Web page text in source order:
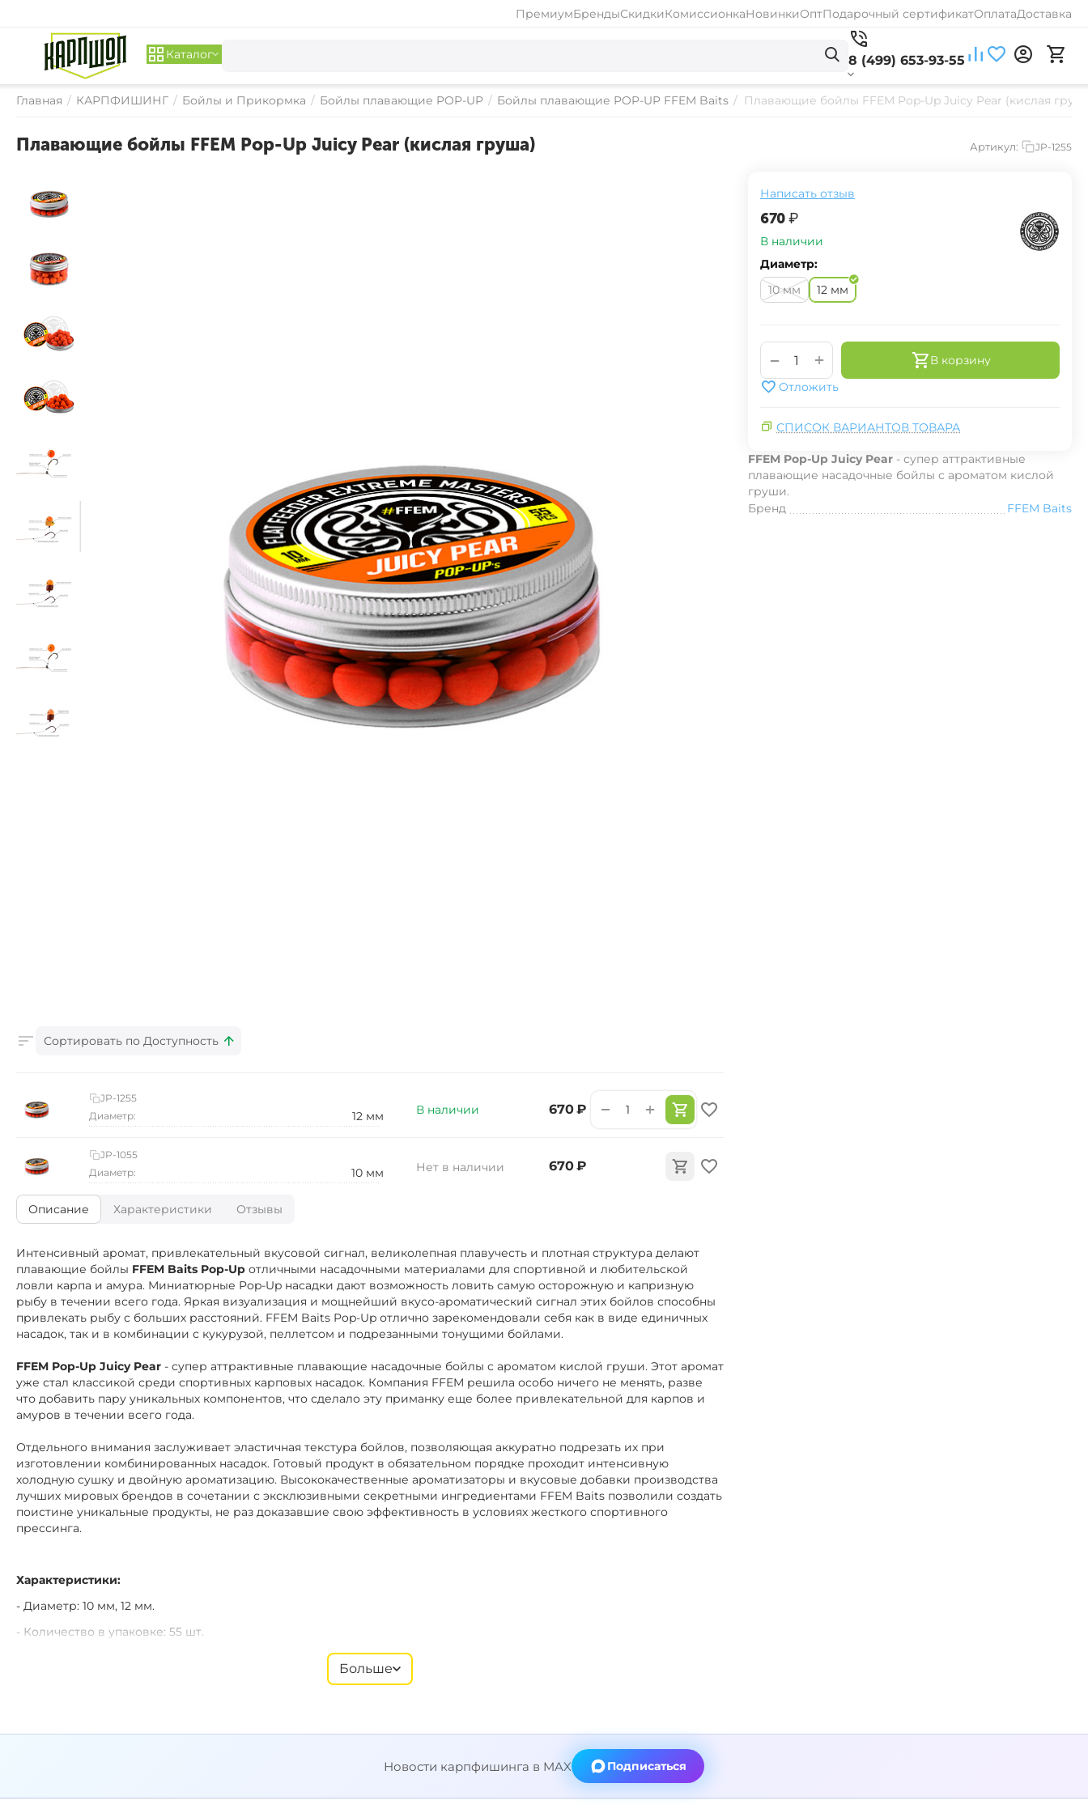
ПремиумБрендыСкидкиКомиссионкаНовинкиОптПодарочный сертификатОплатаДоставка
Каталог 8 (499) 653-93-55
Главная / КАРПФИШИНГ / Бойлы и Прикормка / Бойлы плавающие POP-UP / Бойлы плавающие POP-UP FFEM Baits / Плавающие бойлы FFEM Pop-Up Juicy Pear (кислая
Плавающие бойлы FFEM Pop-Up Juicy Pear (кислая груша) Артикул: JP-1255
Написать отзыв
‍670‍₽
В наличии
Диаметр:
10 мм
12 мм
+
−
В корзину
Отложить
СПИСОК ВАРИАНТОВ ТОВАРА
FFEM Pop-Up Juicy Pear - супер аттрактивные
плавающие насадочные бойлы с ароматом кислой
груши.
Бренд
FFEM Baits
Сортировать по Доступность
В наличии ‍670‍ ₽ +
−
JP-1255
Диаметр:
12 мм
Нет в наличии ‍670‍ ₽
JP-1055
Диаметр:
10 мм
Описание Характеристики Отзывы
Интенсивный аромат, привлекательный вкусовой сигнал, великолепная плавучесть и плотная структура делают
плавающие бойлы FFEM Baits Pop-Up отличными насадочными материалами для спортивной и любительской
ловли карпа и амура. Миниатюрные Pop-Up насадки дают возможность ловить самую осторожную и капризную
рыбу в течении всего года. Яркая визуализация и мощнейший вкусо-ароматический сигнал этих бойлов способны
привлекать рыбу с больших расстояний. FFEM Baits Pop-Up отлично зарекомендовали себя как в виде единичных
насадок, так и в комбинации с кукурузой, пеллетсом и подрезанными тонущими бойлами.
FFEM Pop-Up Juicy Pear - супер аттрактивные плавающие насадочные бойлы с ароматом кислой груши. Этот аромат
уже стал классикой среди спортивных карповых насадок. Компания FFEM решила особо ничего не менять, разве
что добавить пару уникальных компонентов, что сделало эту приманку еще более привлекательной для карпов и
амуров в течении всего года.
Отдельного внимания заслуживает эластичная текстура бойлов, позволяющая аккуратно подрезать их при
изготовлении комбинированных насадок. Готовый продукт в обязательном порядке проходит интенсивную
холодную сушку и двойную ароматизацию. Высококачественные ароматизаторы и вкусовые добавки производства
лучших мировых брендов в сочетании с эксклюзивными секретными ингредиентами FFEM Baits позволили создать
поистине уникальные продукты, не раз доказавшие свою эффективность в условиях жесткого спортивного
прессинга.
Характеристики:
- Диаметр: 10 мм, 12 мм.
- Количество в упаковке: 55 шт.
Больше
Новости карпфишинга в MAX Подписаться